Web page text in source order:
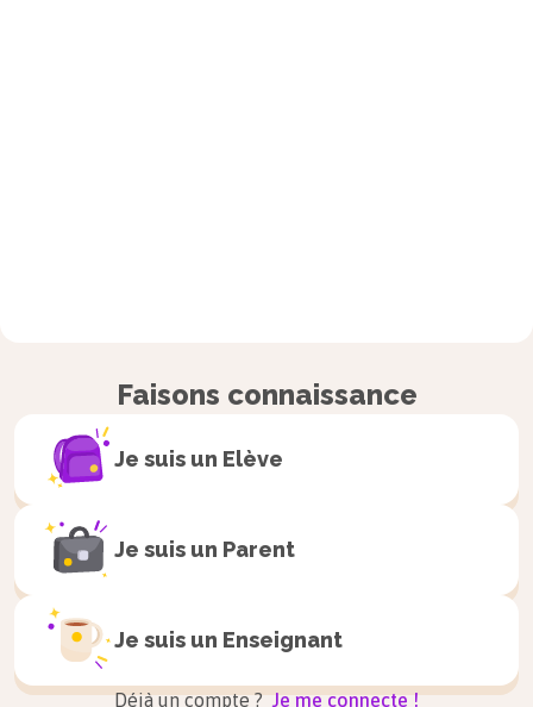
Faisons connaissance
Je suis un Elève
Je suis un Parent
Je suis un Enseignant
Déjà un compte ? Je me connecte !